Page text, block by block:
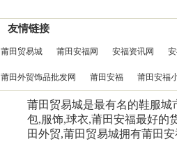
友情链接
莆田贸易城 莆田安福网 安福资讯网
莆田外贸饰品批发网 莆田安福 莆田安福
莆田贸易城是最有名的鞋服城
包,服饰,球衣,莆田安福最好的
田外贸,莆田贸易城拥有莆田